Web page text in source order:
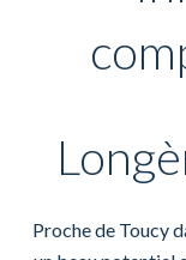
Proche de Toucy